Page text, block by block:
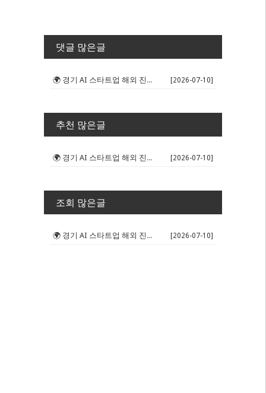
댓글 많은글
🌍 경기 AI 스타트업 해외 진출 판... [2026-07-10]
추천 많은글
🌍 경기 AI 스타트업 해외 진출 판... [2026-07-10]
조회 많은글
🌍 경기 AI 스타트업 해외 진출 판... [2026-07-10]